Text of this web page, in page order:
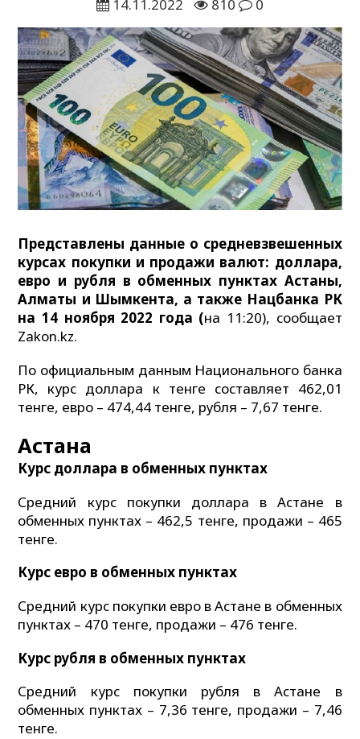
14.11.2022
810 0
Представлены данные о средневзвешенных
курсах покупки и продажи валют: доллара,
евро и рубля в обменных пунктах Астаны,
Алматы и Шымкента, а также Нацбанка РК
на 14 ноября 2022 года (на 11:20), сообщает
Zakon.kz.
По официальным данным Национального банка
РК, курс доллара к тенге составляет 462,01
тенге, евро – 474,44 тенге, рубля – 7,67 тенге.
Астана
Курс доллара в обменных пунктах
Средний курс покупки доллара в Астане в
обменных пунктах – 462,5 тенге, продажи – 465
тенге.
Курс евро в обменных пунктах
Средний курс покупки евро в Астане в обменных
пунктах – 470 тенге, продажи – 476 тенге.
Курс рубля в обменных пунктах
Средний курс покупки рубля в Астане в
обменных пунктах – 7,36 тенге, продажи – 7,46
тенге.